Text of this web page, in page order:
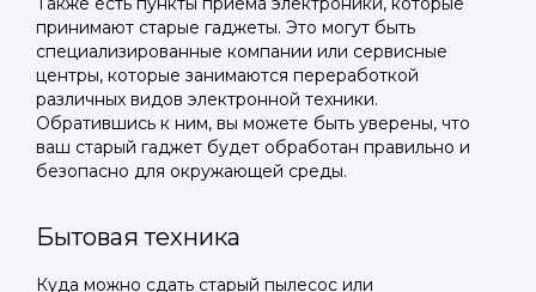
принимают старые гаджеты. Это могут быть
специализированные компании или сервисные
центры, которые занимаются переработкой
различных видов электронной техники.
Обратившись к ним, вы можете быть уверены, что
ваш старый гаджет будет обработан правильно и
безопасно для окружающей среды.
Бытовая техника
Куда можно сдать старый пылесос или